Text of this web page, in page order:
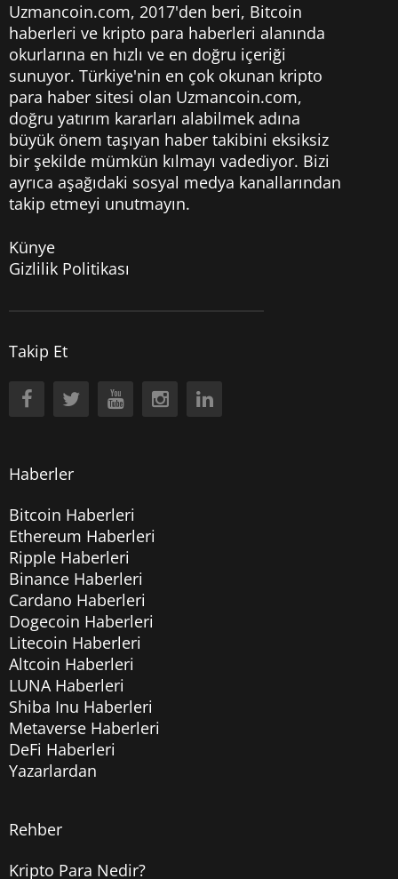
Uzmancoin.com, 2017'den beri, Bitcoin
haberleri ve kripto para haberleri alanında
okurlarına en hızlı ve en doğru içeriği
sunuyor. Türkiye'nin en çok okunan kripto
para haber sitesi olan Uzmancoin.com,
doğru yatırım kararları alabilmek adına
büyük önem taşıyan haber takibini eksiksiz
bir şekilde mümkün kılmayı vadediyor. Bizi
ayrıca aşağıdaki sosyal medya kanallarından
takip etmeyi unutmayın.
Künye
Gizlilik Politikası
Takip Et
Haberler
Bitcoin Haberleri
Ethereum Haberleri
Ripple Haberleri
Binance Haberleri
Cardano Haberleri
Dogecoin Haberleri
Litecoin Haberleri
Altcoin Haberleri
LUNA Haberleri
Shiba Inu Haberleri
Metaverse Haberleri
DeFi Haberleri
Yazarlardan
Rehber
Kripto Para Nedir?